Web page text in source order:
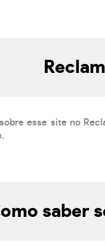
esse site no
saber